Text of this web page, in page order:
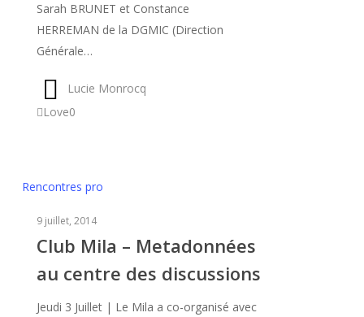
numérique
Sarah BRUNET et Constance
HERREMAN de la DGMIC (Direction
Générale…
Lucie Monrocq
Love0
Club
Metadonnées
des
Rencontres pro
9 juillet, 2014
Club Mila – Metadonnées
au centre des discussions
Jeudi 3 Juillet | Le Mila a co-organisé avec